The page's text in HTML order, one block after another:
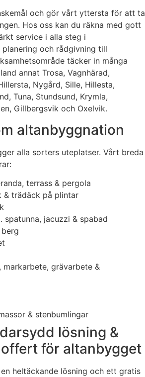
och gör vårt yttersta för att ta
Hos oss kan du räkna med gott
service i alla steg i
och rådgivning till
täcker in många
annat Trosa, Vagnhärad,
Nygård, Sille, Hillesta,
Tuna, Stundsund, Krymla,
Gillbergsvik och Oxelvik.
altanbyggnation
alla sorters uteplatser. Vårt breda
terrass & pergola
& trädäck på plintar
spatunna, jacuzzi & spabad
markarbete, grävarbete &
& stenbumlingar
lösning &
för altanbygget
heltäckande lösning och ett gratis